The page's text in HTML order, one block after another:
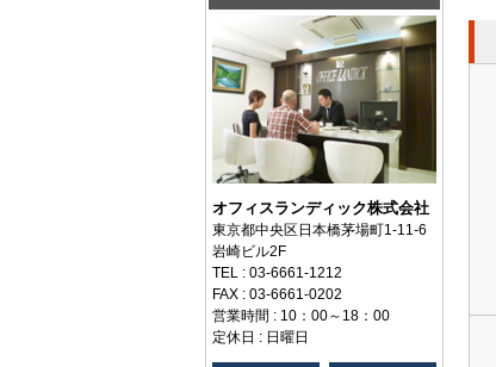
オフィスランディック株式会社
東京都中央区日本橋茅場町1-11-6
岩崎ビル2F
TEL : 03-6661-1212
FAX : 03-6661-0202
営業時間 : 10：00～18：00
定休日 : 日曜日